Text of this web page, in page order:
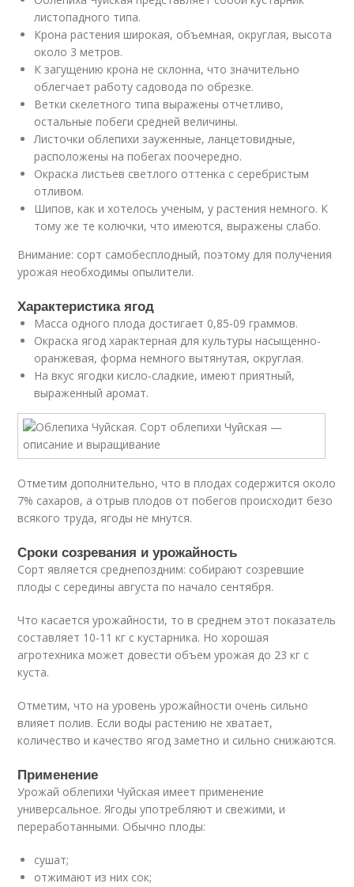
листопадного типа.
Крона растения широкая, объемная, округлая, высота
около 3 метров.
К загущению крона не склонна, что значительно
облегчает работу садовода по обрезке.
Ветки скелетного типа выражены отчетливо,
остальные побеги средней величины.
Листочки облепихи зауженные, ланцетовидные,
расположены на побегах поочередно.
Окраска листьев светлого оттенка с серебристым
отливом.
Шипов, как и хотелось ученым, у растения немного. К
тому же те колючки, что имеются, выражены слабо.
Внимание: сорт самобесплодный, поэтому для получения
урожая необходимы опылители.
Характеристика ягод
Масса одного плода достигает 0,85-09 граммов.
Окраска ягод характерная для культуры насыщенно-
оранжевая, форма немного вытянутая, округлая.
На вкус ягодки кисло-сладкие, имеют приятный,
выраженный аромат.
Отметим дополнительно, что в плодах содержится около
7% сахаров, а отрыв плодов от побегов происходит безо
всякого труда, ягоды не мнутся.
Сроки созревания и урожайность
Сорт является среднепоздним: собирают созревшие
плоды с середины августа по начало сентября.
Что касается урожайности, то в среднем этот показатель
составляет 10-11 кг с кустарника. Но хорошая
агротехника может довести объем урожая до 23 кг с
куста.
Отметим, что на уровень урожайности очень сильно
влияет полив. Если воды растению не хватает,
количество и качество ягод заметно и сильно снижаются.
Применение
Урожай облепихи Чуйская имеет применение
универсальное. Ягоды употребляют и свежими, и
переработанными. Обычно плоды:
сушат;
отжимают из них сок;